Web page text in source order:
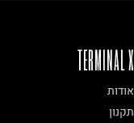
TERMINAL X
אודות
תקנון